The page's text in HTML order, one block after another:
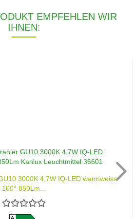
EMPFEHLEN WIR
IHNEN:
3000K 4,7W IQ-LED warmweiss
100° 850Lm...
A